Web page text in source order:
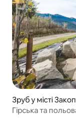
Зруб у місті
Гірська та